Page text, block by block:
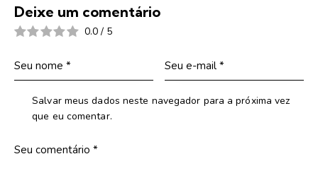
Deixe um comentário
0.0 / 5
Salvar meus dados neste navegador para a próxima vez
que eu comentar.